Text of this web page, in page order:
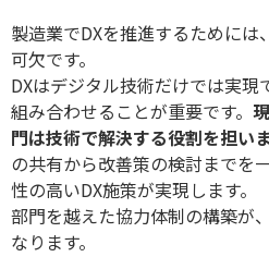
製造業でDXを推進するためには
可欠です。
DXはデジタル技術だけでは実現
組み合わせることが重要です。
門は技術で解決する役割を担いま
の共有から改善策の検討までを
性の高いDX施策が実現します。
部門を越えた協力体制の構築が、
なります。